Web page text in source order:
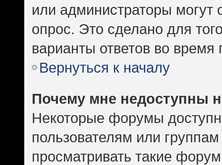
или администраторы могут
опрос. Это сделано для
варианты ответов во время
Вернуться к началу
Почему мне недоступны
Некоторые форумы
пользователям или
просматривать такие